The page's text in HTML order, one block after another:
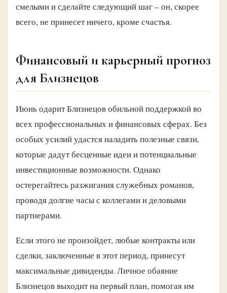
смелыми и сделайте следующий шаг – он, скорее
всего, не принесет ничего, кроме счастья.
Финансовый и карьерный прогноз
для Близнецов
Июнь одарит Близнецов обильной поддержкой во
всех профессиональных и финансовых сферах. Без
особых усилий удастся наладить полезные связи,
которые дадут бесценные идеи и потенциальные
инвестиционные возможности. Однако
остерегайтесь разжигания служебных романов,
проводя долгие часы с коллегами и деловыми
партнерами.
Если этого не произойдет, любые контракты или
сделки, заключенные в этот период, принесут
максимальные дивиденды. Личное обаяние
Близнецов выходит на первый план, помогая им